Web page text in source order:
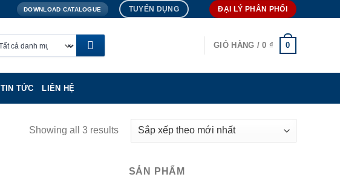
DOWNLOAD CATALOGUE TUYỂN DỤNG ĐẠI LÝ PHÂN PHỐI
GIỎ HÀNG /0 ₫ 0
TIN TỨC LIÊN HỆ
Showing all 3 results
SẢN PHẨM